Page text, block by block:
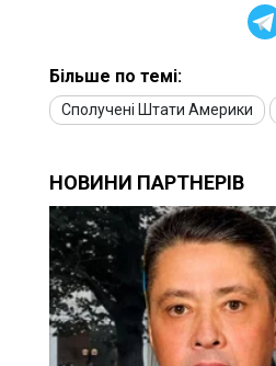
Більше по темі:
Сполучені Штати Америки